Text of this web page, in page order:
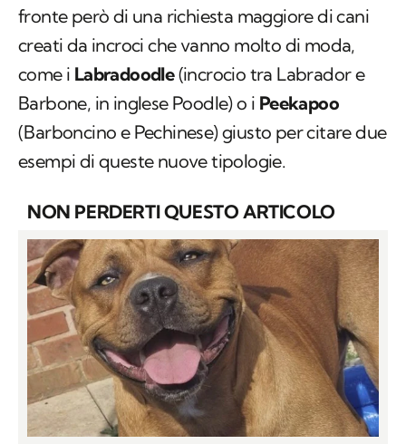
fronte però di una richiesta maggiore di cani
creati da incroci che vanno molto di moda,
come i Labradoodle(incrocio tra Labrador e
Barbone, in inglese Poodle) o i Peekapoo
(Barboncino e Pechinese) giusto per citare due
esempi di queste nuove tipologie.
NON PERDERTI QUESTO ARTICOLO